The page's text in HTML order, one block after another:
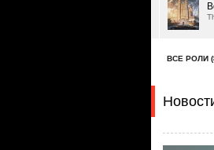
ВСЕ РОЛИ